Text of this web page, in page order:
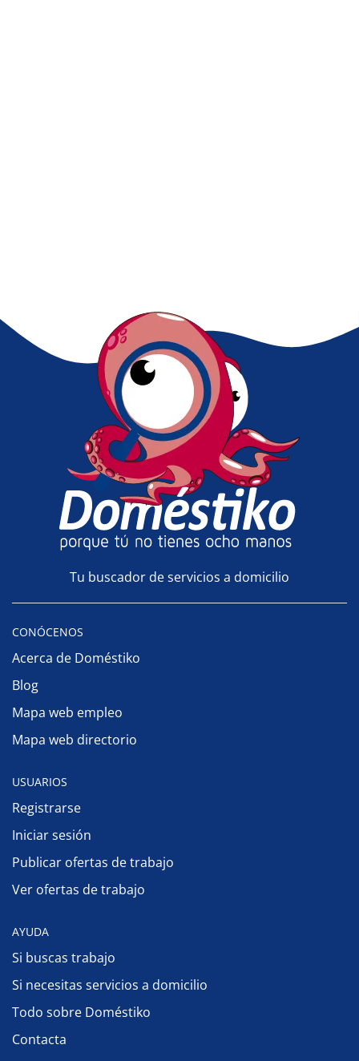
Tu buscador de servicios a domicilio
CONÓCENOS
Acerca de Doméstiko
Blog
Mapa web empleo
Mapa web directorio
USUARIOS
Registrarse
Iniciar sesión
Publicar ofertas de trabajo
Ver ofertas de trabajo
AYUDA
Si buscas trabajo
Si necesitas servicios a domicilio
Todo sobre Doméstiko
Contacta